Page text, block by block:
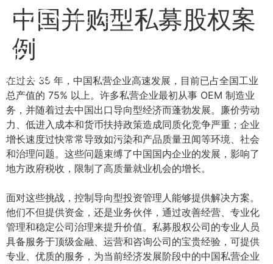
中文 EN
中国并购型私募股权案
例
在过去 35 年，中国私营企业高速发展，目前已占全国工业
总产值的 75% 以上。许多私营企业最初从事 OEM 制造业
务，并随着过去中国出口导向型经济而蓬勃发展。廉价劳动
力、低进入成本和货币扶持政策造成同质化竞争严重；企业
增长速度过快常常导致如污染和产品质量丑闻等环境、社会
和治理问题。这些问题束缚了中国国内企业的发展，影响了
地方政府税收，限制了高质量就业机会的增长。
面对这些挑战，控制导向型投资管理人能够提供解决方案。
他们不但提供资金，还是业务伙伴，通过改善经营、专业化
管理和稳定公司治理来提升价值。私募股权公司的专业人员
具备服务于顶级金融、运营和咨询公司的宝贵经验，可提供
专业、优质的服务，为当前经济发展阶段中的中国私营企业